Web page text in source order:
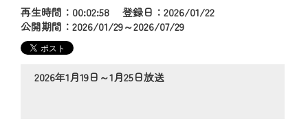
再生時間：00:02:58 登録日：2026/01/22
公開期間：2026/01/29～2026/07/29
2026年1月19日～1月25日放送
【変更点】
◆デザイン変更により、お住まいの地域
の動画コンテンツが一目瞭然。
◆当社アプリやＰＣブラウザから、いつ
でも・どこでも・外出先でも！